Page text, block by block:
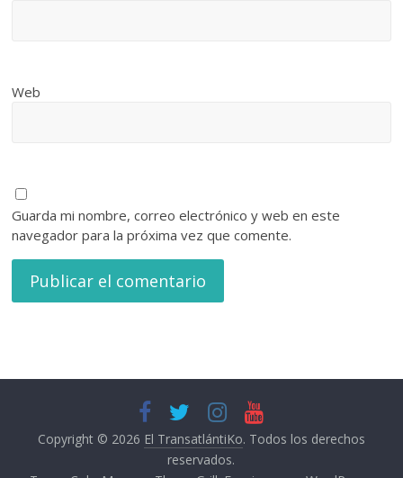
Web
Guarda mi nombre, correo electrónico y web en este
navegador para la próxima vez que comente.
Copyright © 2026 El TransatlántiKo. Todos los derechos
reservados.